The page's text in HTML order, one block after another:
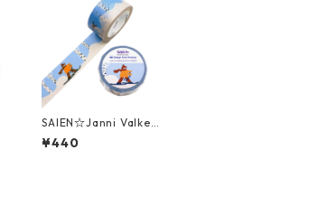
SAIEN☆Janni Valkeal
ahti☆Ski☆TR-4070
☆マスキングテープ☆
¥440